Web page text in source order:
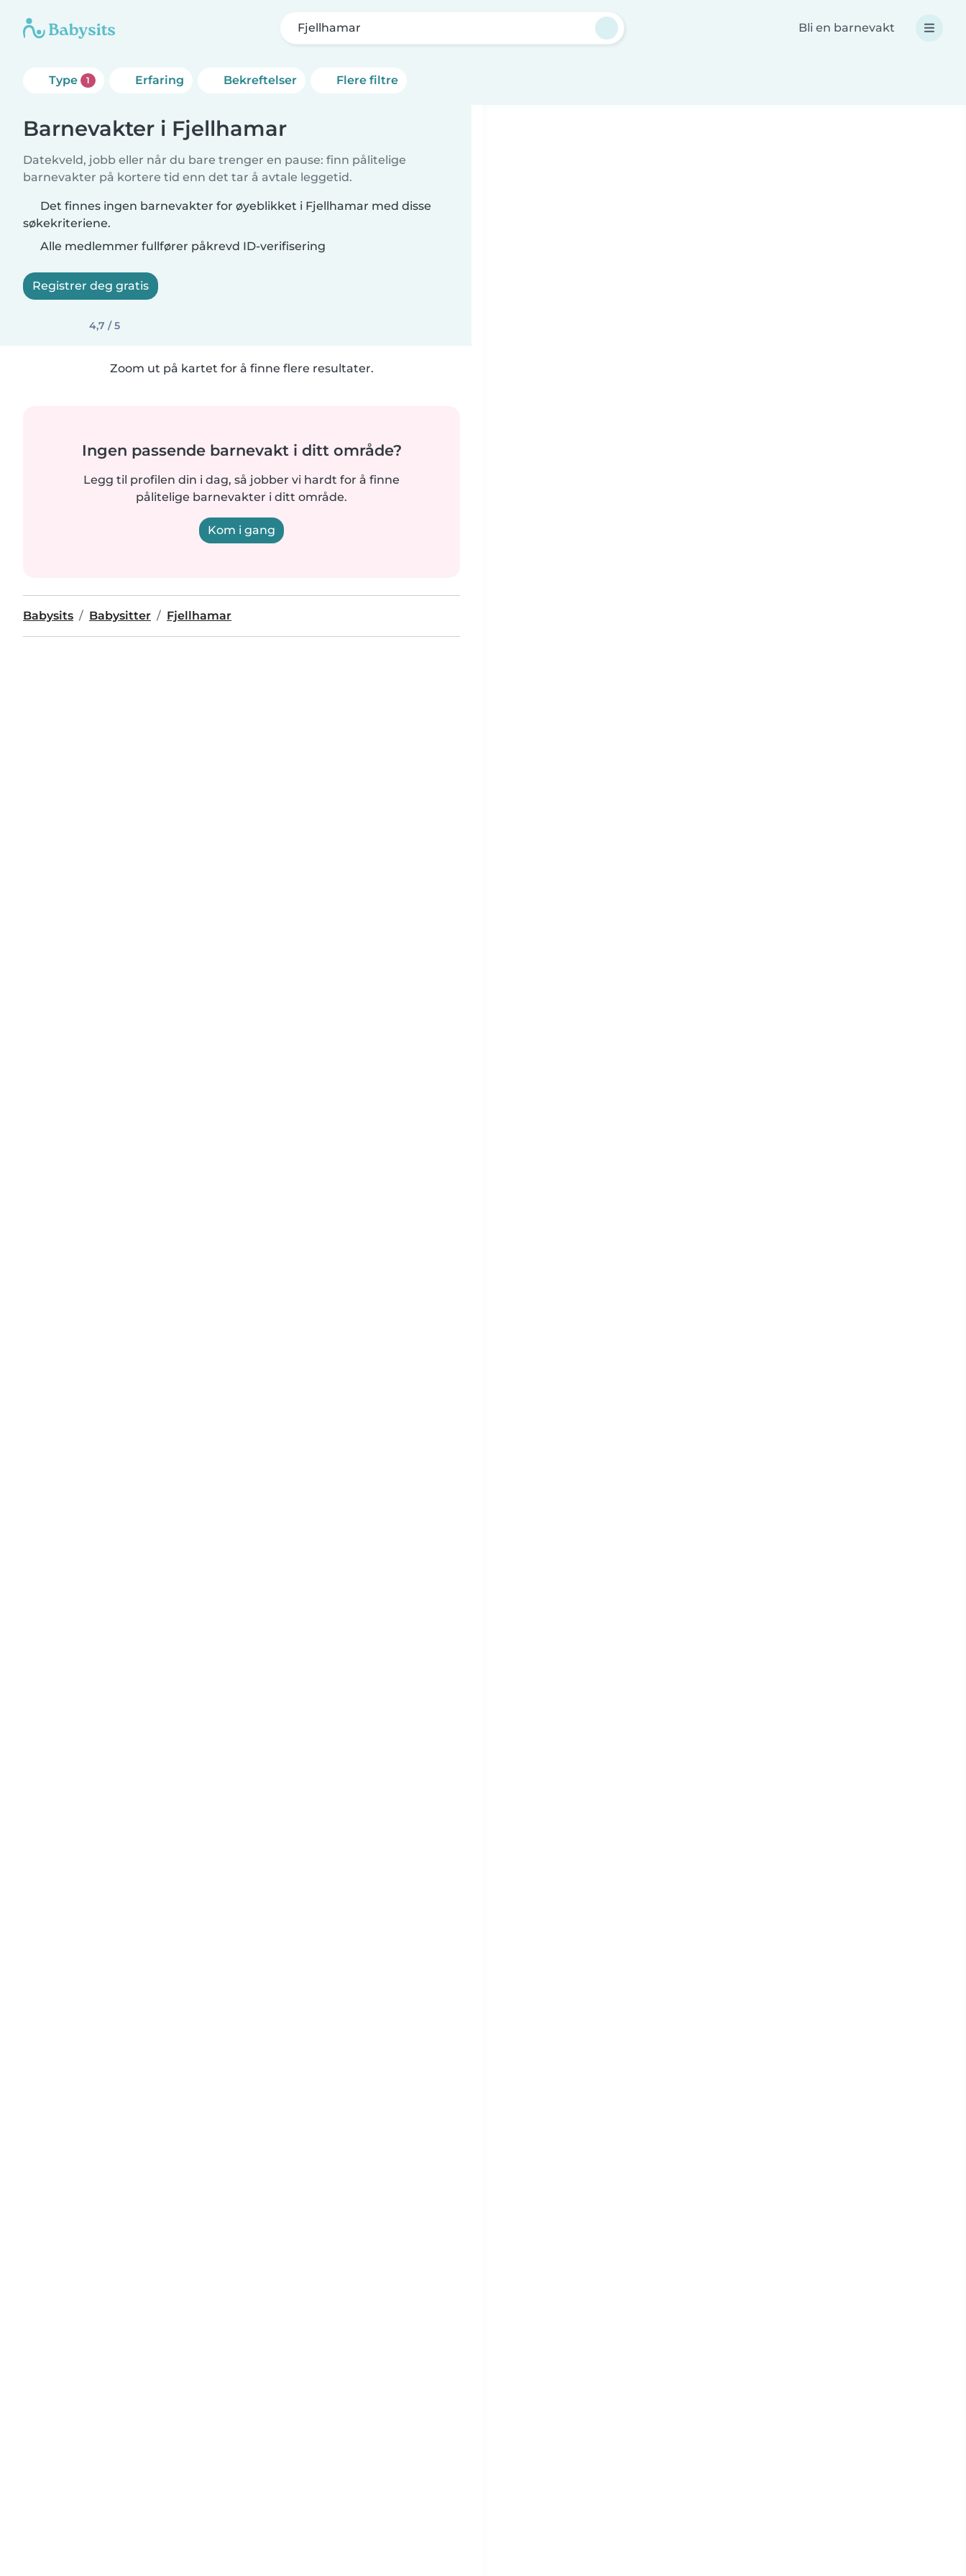
Fjellhamar Bli en barnevakt
Type 1 Erfaring Bekreftelser Flere filtre
Barnevakter i Fjellhamar
Datekveld, jobb eller når du bare trenger en pause: finn pålitelige
barnevakter på kortere tid enn det tar å avtale leggetid.
Det finnes ingen barnevakter for øyeblikket i Fjellhamar med disse
søkekriteriene.
Alle medlemmer fullfører påkrevd ID-verifisering
Registrer deg gratis
4,7 / 5
Zoom ut på kartet for å finne flere resultater.
Ingen passende barnevakt i ditt område?
Legg til profilen din i dag, så jobber vi hardt for å finne
pålitelige barnevakter i ditt område.
Kom i gang
Babysits Babysitter Fjellhamar